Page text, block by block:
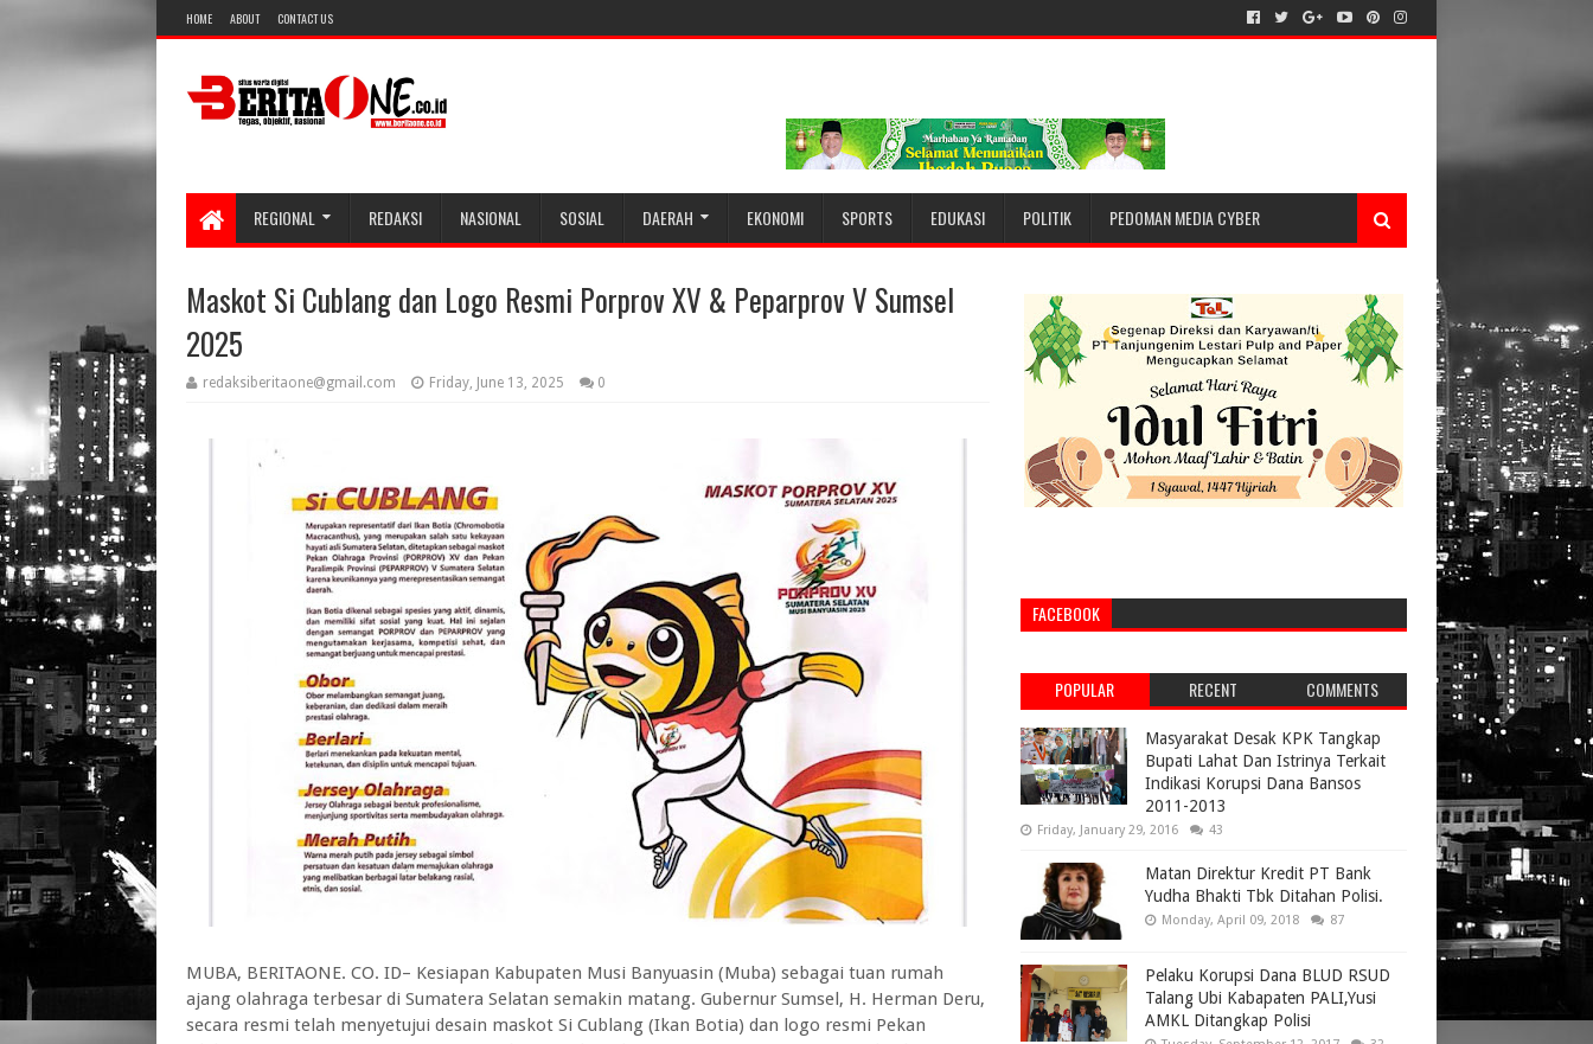
HOME ABOUT CONTACT US
REGIONAL REDAKSI NASIONAL SOSIAL DAERAH EKONOMI SPORTS EDUKASI POLITIK PEDOMAN MEDIA CYBER
Maskot Si Cublang dan Logo Resmi Porprov XV & Peparprov V Sumsel
2025
redaksiberitaone@gmail.com Friday, June 13, 2025 0
MUBA, BERITAONE. CO. ID– Kesiapan Kabupaten Musi Banyuasin (Muba) sebagai tuan rumah
ajang olahraga terbesar di Sumatera Selatan semakin matang. Gubernur Sumsel, H. Herman Deru,
secara resmi telah menyetujui desain maskot Si Cublang (Ikan Botia) dan logo resmi Pekan
FACEBOOK
POPULAR RECENT COMMENTS
Masyarakat Desak KPK Tangkap
Bupati Lahat Dan Istrinya Terkait
Indikasi Korupsi Dana Bansos
2011-2013
Friday, January 29, 2016 43
Matan Direktur Kredit PT Bank
Yudha Bhakti Tbk Ditahan Polisi.
Monday, April 09, 2018 87
Pelaku Korupsi Dana BLUD RSUD
Talang Ubi Kabapaten PALI,Yusi
AMKL Ditangkap Polisi